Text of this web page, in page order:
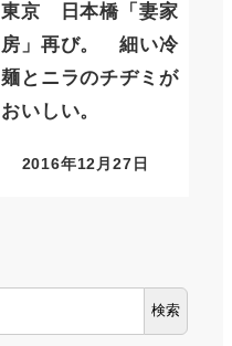
東京 日本橋「妻家
房」再び。 細い冷
麺とニラのチヂミが
おいしい。
2016年12月27日
検索